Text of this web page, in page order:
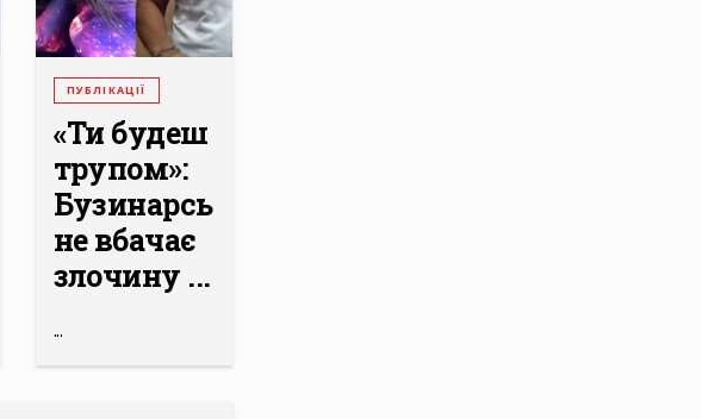
ПУБЛІКАЦІЇ
«Ти будеш
трупом»:
Бузинарський
не вбачає
злочину ...
...